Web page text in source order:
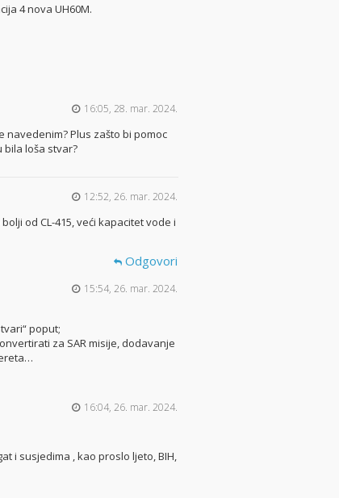
4 nova UH60M.
16:05, 28. mar. 2024.
navedenim? Plus zašto bi pomoc
bila loša stvar?
12:52, 26. mar. 2024.
od CL-415, veći kapacitet vode i
Odgovori
15:54, 26. mar. 2024.
poput;
za SAR misije, dodavanje
16:04, 26. mar. 2024.
i susjedima , kao proslo ljeto, BIH,